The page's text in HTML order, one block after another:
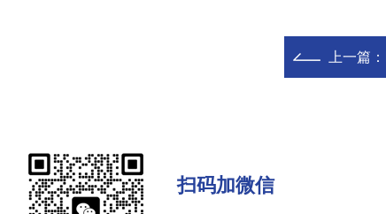
上一篇：
扫码加微信